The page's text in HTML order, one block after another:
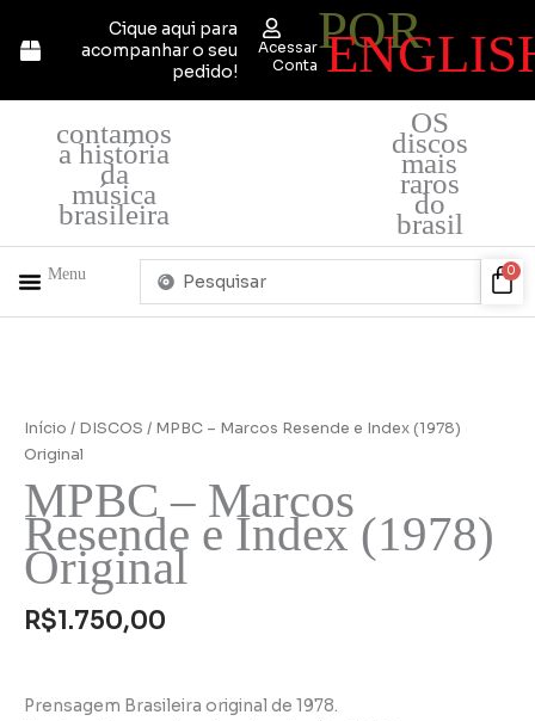
para
Cique aqui para
acompanhar o seu
pedido!
Acessar
Conta
POR
contamos
a história
da
música
brasileira
OS
discos
mais
raros
do
brasil
Menu
Pesquisar
0
Início / DISCOS / MPBC – Marcos Resende e Index (1978)
Original
MPBC – Marcos
Resende e Index (1978)
Original
R$1.750,00
Prensagem Brasileira original de 1978.